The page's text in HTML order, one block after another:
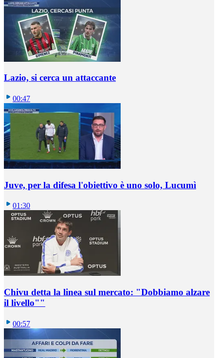
Lazio, si cerca un attaccante
00:47
Juve, per la difesa l'obiettivo è uno solo, Lucumì
01:30
Chivu detta la linea sul mercato: "Dobbiamo alzare
il livello""
00:57